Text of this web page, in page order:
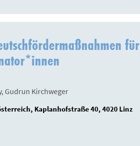
für
Gudrun Kirchweger
Kaplanhofstraße 40, 4020 Linz